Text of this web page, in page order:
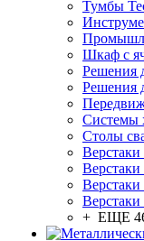
Тумбы
Шкаф с
Решения
Решения
Системы
Столы
Верстаки
+ ЕЩЕ